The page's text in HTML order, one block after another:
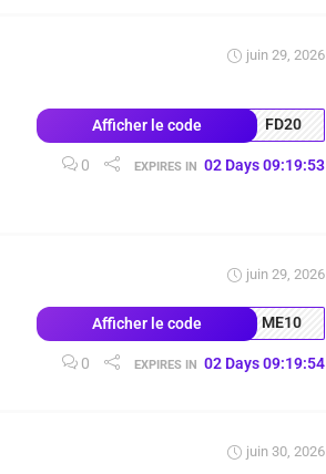
juin 29, 2026
Afficher le code FD20
0 EXPIRES IN 02 Days 09:19:52
juin 29, 2026
Afficher le code ME10
0 EXPIRES IN 02 Days 09:19:53
juin 30, 2026